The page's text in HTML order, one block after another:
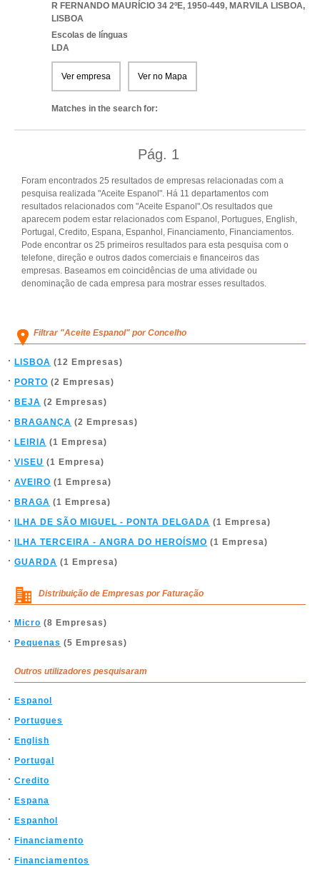
R FERNANDO MAURÍCIO 34 2ºE, 1950-449, MARVILA LISBOA,
LISBOA
Escolas de línguas
LDA
Ver empresa Ver no Mapa
Matches in the search for:
Pág. 1
Foram encontrados 25 resultados de empresas relacionadas com a
pesquisa realizada "Aceite Espanol". Há 11 departamentos com
resultados relacionados com "Aceite Espanol".Os resultados que
aparecem podem estar relacionados com Espanol, Portugues, English,
Portugal, Credito, Espana, Espanhol, Financiamento, Financiamentos.
Pode encontrar os 25 primeiros resultados para esta pesquisa com o
telefone, direção e outros dados comerciais e financeiros das
empresas. Baseamos em coincidências de uma atividade ou
denominação de cada empresa para mostrar esses resultados.
Filtrar "Aceite Espanol" por Concelho
LISBOA (12 Empresas)
PORTO (2 Empresas)
BEJA (2 Empresas)
BRAGANÇA (2 Empresas)
LEIRIA (1 Empresa)
VISEU (1 Empresa)
AVEIRO (1 Empresa)
BRAGA (1 Empresa)
ILHA DE SÃO MIGUEL - PONTA DELGADA (1 Empresa)
ILHA TERCEIRA - ANGRA DO HEROÍSMO (1 Empresa)
GUARDA (1 Empresa)
Distribuição de Empresas por Faturação
Micro (8 Empresas)
Pequenas (5 Empresas)
Outros utilizadores pesquisaram
Espanol
Portugues
English
Portugal
Credito
Espana
Espanhol
Financiamento
Financiamentos